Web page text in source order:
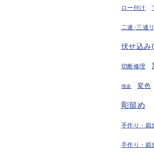
ロー付け
二連･三連
伏せ込み
切断修理
地金 変色
彫留め
手作り・鍛
手作り・鍛